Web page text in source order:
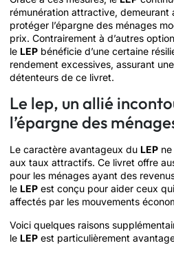
rémunération attractive, demeurant
protéger l’épargne des ménages
prix. Contrairement à d’autres
le LEP bénéficie d’une certaine
rendement excessives, assurant
détenteurs de ce livret.
Le lep, un allié
l’épargne des
Le caractère avantageux du LEP
aux taux attractifs. Ce livret offre
pour les ménages ayant des
le LEP est conçu pour aider ceux
affectés par les mouvements
Voici quelques raisons
le LEP est particulièrement